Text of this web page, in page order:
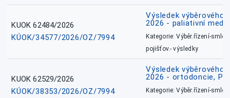
KUOK 62484/2026
KÚOK/34577/2026/OZ/7994
Výsledek výběrového
2026 - paliativní
Kategorie: Výběr.řízení-
pojišťov.- výsledky
KUOK 62529/2026
KÚOK/38353/2026/OZ/7994
Výsledek výběrového
2026 - ortodoncie,
Kategorie: Výběr.řízení-